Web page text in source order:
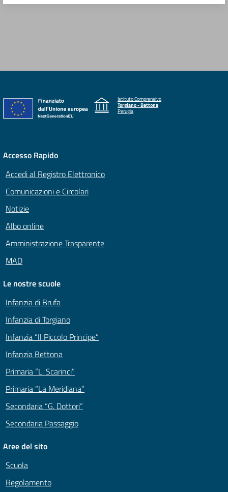
Istituto Comprensivo
Torgiano - Bettona
Perugia
Accesso Rapido
Accedi al Registro Elettronico
Comunicazioni e Circolari
Notizie
Albo online
Amministrazione Trasparente
MAD
Le nostre scuole
Infanzia di Brufa
Infanzia di Torgiano
Infanzia “Il Piccolo Principe”
Infanzia Bettona
Primaria “L. Scarinci”
Primaria “La Meridiana”
Secondaria “G. Dottori”
Secondaria Passaggio
Aree del sito
Scuola
Regolamento